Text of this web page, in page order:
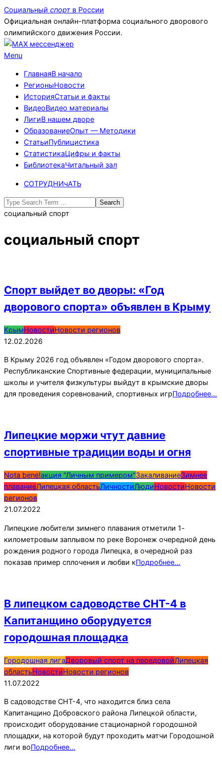
Skip
to
content
Социальный спорт в России
Официальная онлайн-платформа социального дворового
олимпийского движения России.
Primary
Menu
Menu
ГлавнаяВ начало
РегионыНовости
ИсторияСтатьи и факты
ВидеоВидео материалы
ЛигиВ нашем дворе
ОбразованиеОпыт — Методики
СтатьиПублицистика
СтатистикаЦифры и факты
БиблиотекаЧитальный зал
СОТРУДНИчАТЬ
Search
социальный спорт
социальный спорт
Спорт выйдет во дворы: «Год
дворового спорта» объявлен в Крыму
2026-
02-
КрымНовостиНовости регионов
12.02.2026
В Крыму 2026 год объявлен «Годом дворового спорта».
Республиканские Спортивные федерации, муниципальные
школы и учителя физкультуры выйдут в крымские дворы
для проведения соревнований, спортивных игрПодробнее…
Липецкие моржи чтут давние
спортивные традиции воды и огня
2022-
07-
21
Nota bene!акция "Личным примером"ЗакаливаниеЗимнее
плаваниеЛипецкая областьЛичностиЛюдиНовостиНовости
регионов
21.07.2022
Липецкие любители зимнего плавания отметили 1-
километровым заплывом по реке Воронеж очередной день
рождения родного города Липецка, в очередной раз
показав пример сплочения и любви кПодробнее…
В липецком садоводстве СНТ-4 в
Капитанщино оборудуется
городошная площадка
2022-
07-
11
Городошная лигаДворовый спорт на передовойЛипецкая
областьНовостиНовости регионов
11.07.2022
В садоводстве СНТ-4, что находится близ села
Капитанщино Добровского района Липецкой области,
происходит оборудование стационарной городошной
площадки, на которой будут проходить матчи Городошной
лиги воПодробнее…